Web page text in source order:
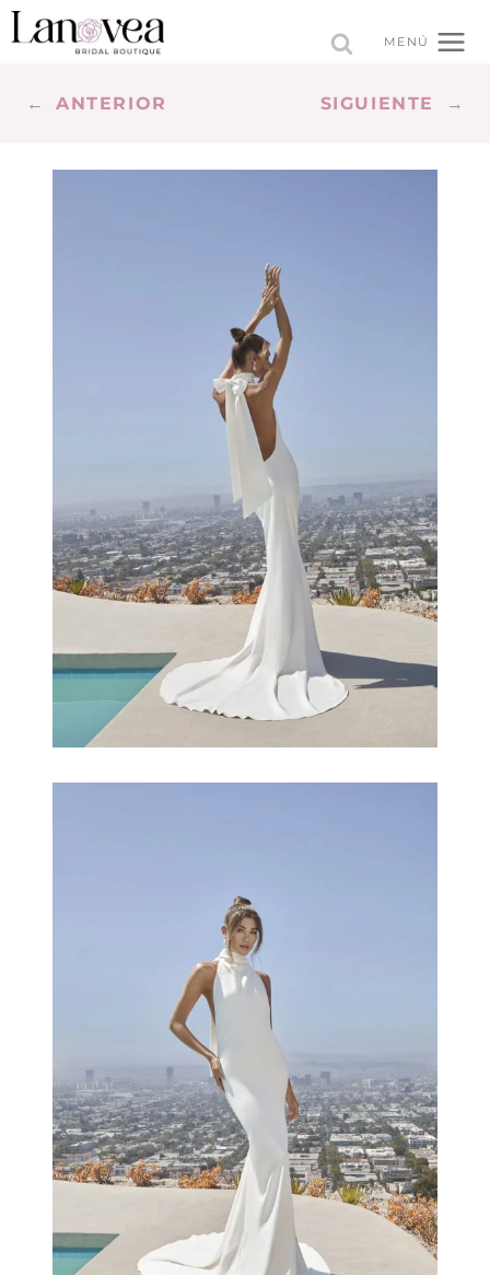
Saltar
al
MENÚ
← ANTERIOR SIGUIENTE →